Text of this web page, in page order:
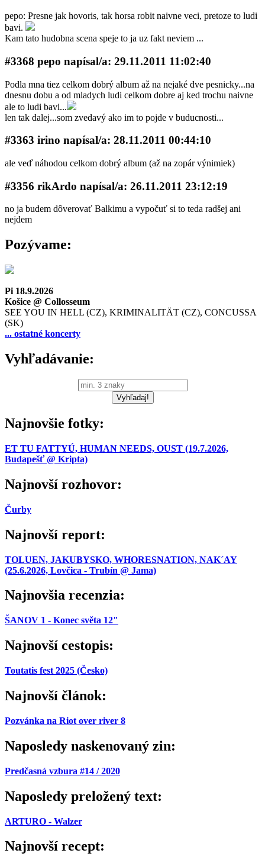
pepo: Presne jak hovoris, tak horsa robit naivne veci, pretoze to ludi
bavi.
Kam tato hudobna scena speje to ja uz fakt neviem ...
#3368 pepo napí­sal/a: 29.11.2011 11:02:40
Podla mna tiez celkom dobrý album až na nejaké dve pesnicky...na
dnesnu dobu a od mladych ludi celkom dobre aj ked trochu naivne
ale to ludi bavi...
len tak dalej...som zvedavý ako im to pojde v buducnosti...
#3363 irino napí­sal/a: 28.11.2011 00:44:10
ale veď náhodou celkom dobrý album (až na zopár výnimiek)
#3356 rikArdo napí­sal/a: 26.11.2011 23:12:19
no ja budem dôverovať Balkimu a vypočuť si to teda radšej ani
nejdem
Pozývame:
Pi 18.9.2026
Košice @ Collosseum
SEE YOU IN HELL (CZ), KRIMINALITÄT (CZ), CONCUSSA
(SK)
... ostatné koncerty
Vyhľadávanie:
Najnovšie fotky:
ET TU FATTYÚ, HUMAN NEEDS, OUST (19.7.2026,
Budapešť @ Kripta)
Najnovší rozhovor:
Čurby
Najnovší report:
TOLUEN, JAKUBYSKO, WHORESNATION, NAK´AY
(25.6.2026, Lovčica - Trubín @ Jama)
Najnovšia recenzia:
ŠANOV 1 - Konec světa 12"
Najnovší cestopis:
Toutatis fest 2025 (Česko)
Najnovší článok:
Pozvánka na Riot over river 8
Naposledy naskenovaný zin:
Predčasná vzbura #14 / 2020
Naposledy preložený text:
ARTURO - Walzer
Najnovší recept: